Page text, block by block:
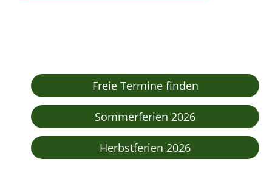
Freie Termine finden
Sommerferien 2026
Herbstferien 2026